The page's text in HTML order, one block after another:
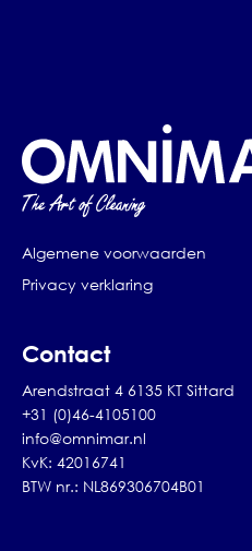
Algemene voorwaarden
Privacy verklaring
Contact
Arendstraat 4 6135 KT Sittard
+31 (0)46-4105100
info@omnimar.nl
KvK: 42016741
BTW nr.: NL869306704B01